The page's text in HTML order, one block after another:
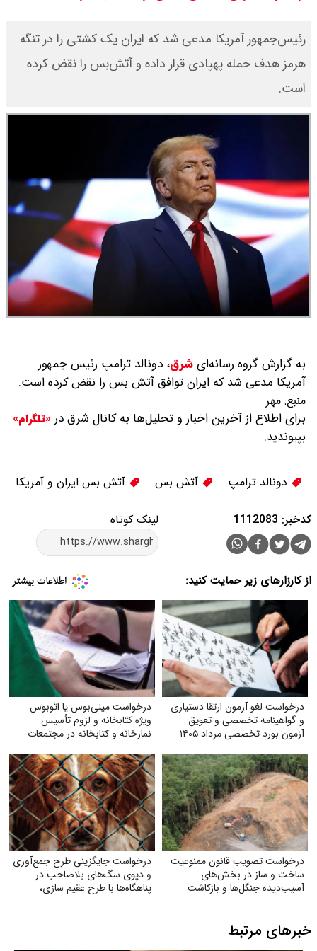
قیمت سکه امامی امروز دوشنبه ۱۹
با حکم پزشکیان، محسن رضایی دبیر
شد / تمام دبیران شعام + اینفوگرافی
قیمت طلا ۲۴ عیار امروز دوشنبه ۱۹
مرداد ۱۴۰۵ اعلام شد/ افزایش قیمت
رئیس‌جمهور آمریکا مدعی شد که ایران یک کشتی را در تنگه
هرمز هدف حمله پهپادی قرار داده و آتش‌بس را نقض کرده
است.
به گزارش گروه رسانه‌ایشرق، دونالد ترامپ رئیس جمهور
آمریکا مدعی شد که ایران توافق آتش بس را نقض کرده است.
منبع: مهر
برای اطلاع از آخرین اخبار و تحلیل‌ها به کانال شرق در «تلگرام»
بپیوندید.
دونالد ترامپ آتش بس آتش بس ایران و آمریکا
لینک کوتاه کدخبر: 1112083
از کارزارهای زیر حمایت کنید:
درخواست لغو آزمون ارتقا دستیاری
و گواهینامه تخصصی و تعویق
آزمون بورد تخصصی مرداد ۱۴۰۵
درخواست مینی‌بوس یا اتوبوس
ویژه کتابخانه و لزوم تأسیس
نمازخانه و کتابخانه در مجتمعات
درخواست تصویب قانون ممنوعیت
ساخت و ساز در بخش‌های
آسیب‌دیده جنگل‌ها و بازکاشت
درخواست جایگزینی طرح جمع‌آوری
و دپوی سگ‌های بلاصاحب در
پناهگاه‌ها با طرح عقیم سازی،
خبرهای مرتبط